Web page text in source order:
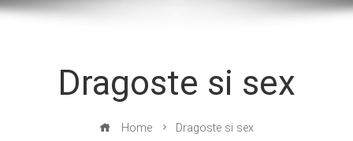
Dragoste si sex
Home Dragoste si sex